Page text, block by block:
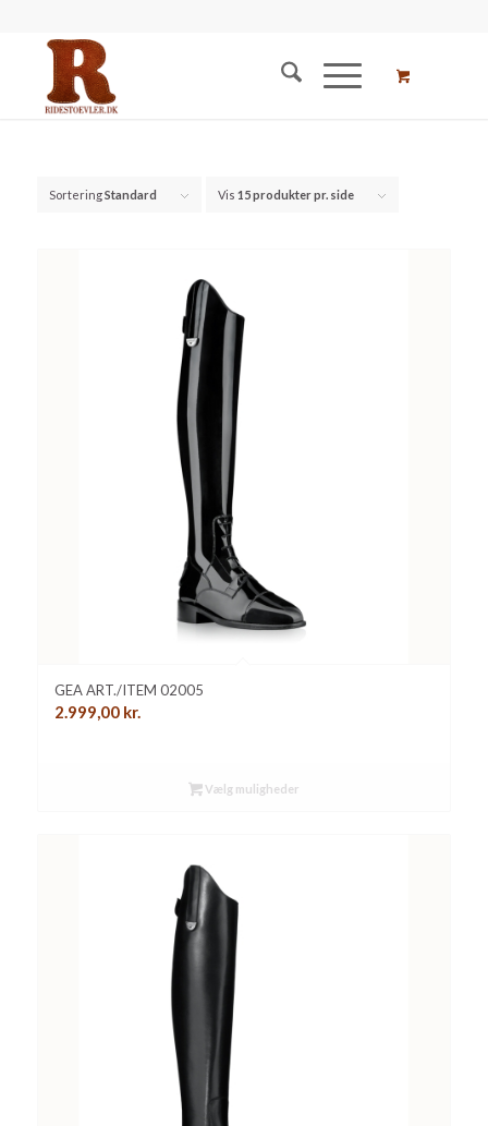
SorteringStandard Vis 15 produkter pr. side
GEA ART./ITEM 02005
2.999,00 kr.
Vælg muligheder